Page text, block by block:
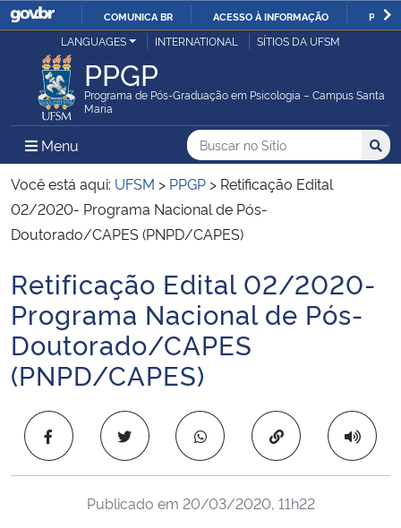
IR
O
COMUNICA BR ACESSO À INFORMAÇÃO
Ministério da Justiça e Segurança Pública
Ministério da Defesa
Ministério das Relações Exteriores
Ministério da Economia
Ministério da Infraestrutura
Ministério da Agricultura, Pecuária e Abastecimento
Ministério da Educação
Ministério da Cidadania
Ministério da Saúde
Ministério de Minas e Energia
LANGUAGES INTERNATIONAL SÍTIOS DA UFSM
PPGP
Programa de Pós-Graduação em Psicologia – Campus Santa
Maria
Menu Menu Principal do Sítio
Busca
Buscar no no Sítio
Busca:
Você está aqui: UFSM > PPGP > Retificação Edital
02/2020- Programa Nacional de Pós-
Doutorado/CAPES (PNPD/CAPES)
Início do conteúdo
Retificação Edital 02/2020-
Programa Nacional de Pós-
Doutorado/CAPES
(PNPD/CAPES)
Copiar para área
Publicado em 20/03/2020, 11h22